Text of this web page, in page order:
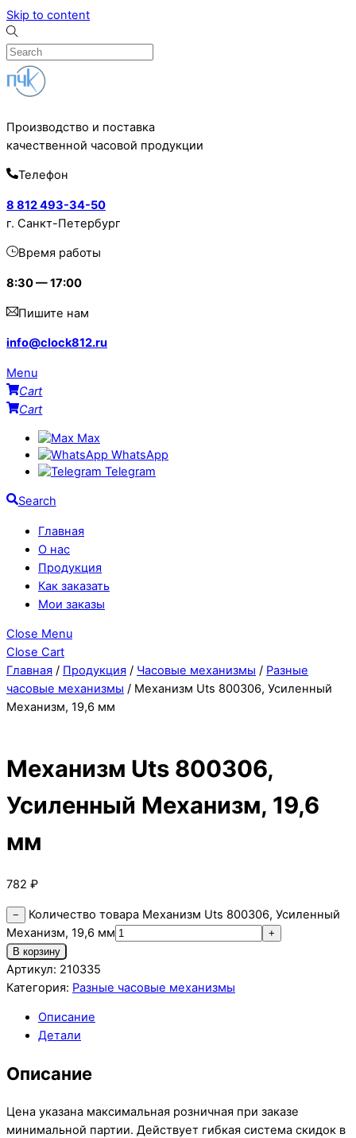
Skip to content
Производство и поставка
качественной часовой продукции
Телефон
8 812 493-34-50
г. Санкт-Петербург
Время работы
8:30 — 17:00
Пишите нам
info@clock812.ru
Menu
Cart
Cart
Max
WhatsApp
Telegram
Search
Главная
О нас
Продукция
Как заказать
Мои заказы
Close Menu
Close Cart
Главная / Продукция / Часовые механизмы / Разные
часовые механизмы / Механизм Uts 800306, Усиленный
Механизм, 19,6 мм
Механизм Uts 800306,
Усиленный Механизм, 19,6
мм
782 ₽
−
Количество товара Механизм Uts 800306, Усиленный
Механизм, 19,6 мм
+
В корзину
Артикул: 210335
Категория: Разные часовые механизмы
Описание
Детали
Описание
Цена указана максимальная розничная при заказе
минимальной партии. Действует гибкая система скидок в